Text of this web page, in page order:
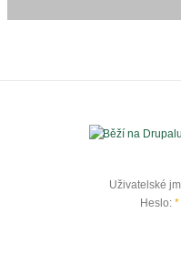
Uživatelské
Heslo: *